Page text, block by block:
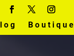
Boutique